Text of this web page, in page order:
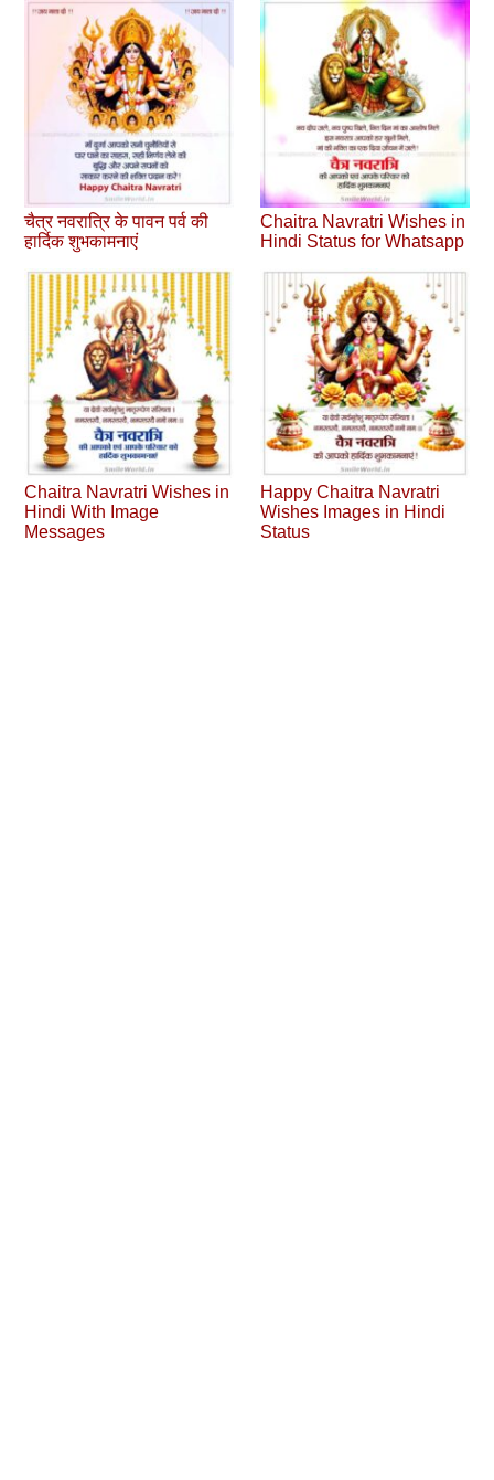
चैत्र नवरात्रि के पावन पर्व की
हार्दिक शुभकामनाएं
Chaitra Navratri Wishes in
Hindi Status for Whatsapp
Chaitra Navratri Wishes in
Hindi With Image
Messages
Happy Chaitra Navratri
Wishes Images in Hindi
Status